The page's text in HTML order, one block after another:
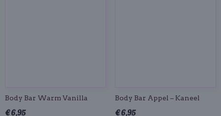
Body Bar Warm Vanilla
€ 6,95
Body Bar Appel – Kaneel
€ 6,95